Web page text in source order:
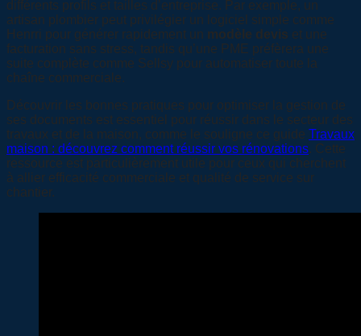
différents profils et tailles d’entreprise. Par exemple, un
artisan plombier peut privilégier un logiciel simple comme
Henrri pour générer rapidement un modèle devis et une
facturation sans stress, tandis qu’une PME préfèrera une
suite complète comme Sellsy pour automatiser toute la
chaîne commerciale.
Découvrir les bonnes pratiques pour optimiser la gestion de
ses documents est essentiel pour réussir dans le secteur des
travaux et de la maison, comme le souligne ce guide Travaux
maison : découvrez comment réussir vos rénovations. Cette
ressource est particulièrement utile pour ceux qui cherchent
à allier efficacité commerciale et qualité de service sur
chantier.